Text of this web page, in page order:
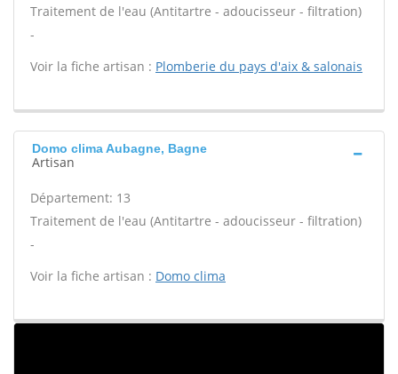
Traitement de l'eau (Antitartre - adoucisseur - filtration)
-
Voir la fiche artisan : Plomberie du pays d'aix & salonais
Domo clima Aubagne, Bagne
Artisan
Département: 13
Traitement de l'eau (Antitartre - adoucisseur - filtration)
-
Voir la fiche artisan : Domo clima